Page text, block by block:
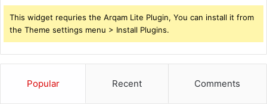
This widget requries the Arqam Lite Plugin, You can install it from
the Theme settings menu > Install Plugins.
Popular Recent Comments